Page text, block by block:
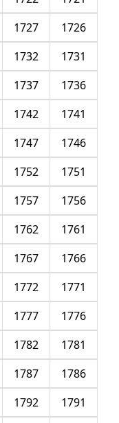
1726
1727
1731
1732
1736
1737
1741
1742
1746
1747
1751
1752
1756
1757
1761
1762
1766
1767
1771
1772
1776
1777
1781
1782
1786
1787
1791
1792